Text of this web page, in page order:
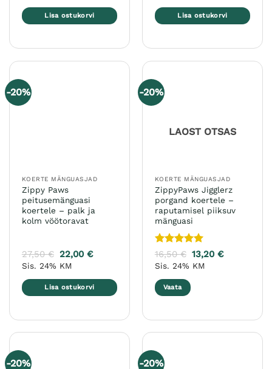
Lisa ostukorvi Lisa ostukorvi
-20%
KOERTE MÄNGUASJAD
Zippy Paws
peitusemänguasi
koertele – palk ja
kolm vöötoravat
27,50€ 22,00€
Sis. 24% KM
Lisa ostukorvi
-20%
LAOST OTSAS
KOERTE MÄNGUASJAD
ZippyPaws Jigglerz
porgand koertele –
raputamisel piiksuv
mänguasi
Hinnanguga
5/ 5
16,50€ 13,20€
Sis. 24% KM
Vaata
-20% -20%